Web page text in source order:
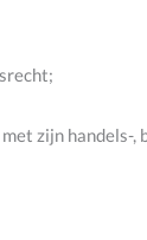
zijn handels-,